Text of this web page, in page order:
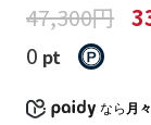
47,300円
0 pt
なら 月